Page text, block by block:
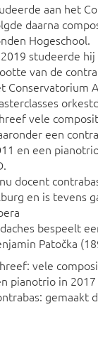
aan het
daarna
Hogeschool.
studeerde
van de
Conservatorium
vele
een
en een
docent
en is tevens
bespeelt
Patočka
vele
pianotrio in
gemaakt